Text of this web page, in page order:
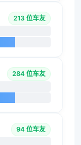
213 位车友
284 位车友
94 位车友